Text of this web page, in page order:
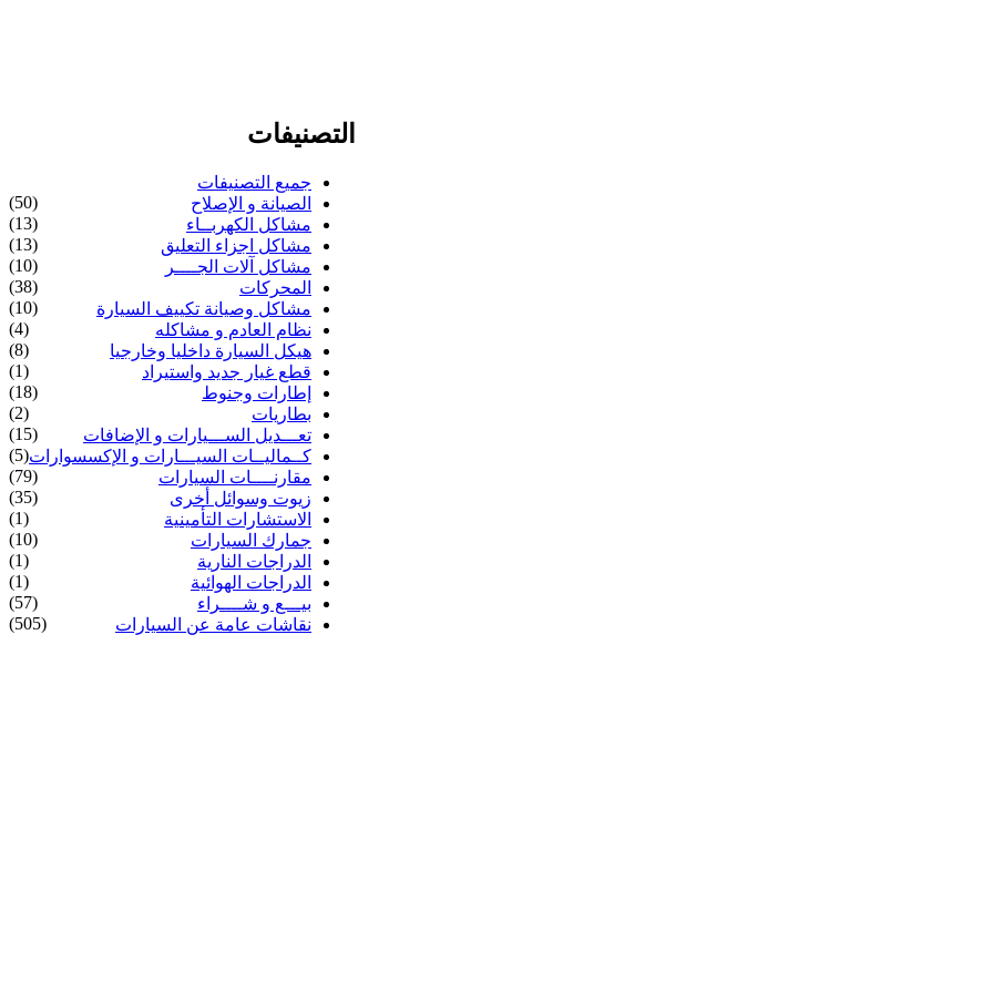
التصنيفات
جميع التصنيفات
الصيانة و الإصلاح
(50)
مشاكل الكهربــاء
(13)
مشاكل اجزاء التعليق
(13)
مشاكل آلات الجــــر
(10)
المحركات
(38)
مشاكل وصيانة تكييف السيارة
(10)
نظام العادم و مشاكله
(4)
هيكل السيارة داخليا وخارجيا
(8)
قطع غيار جديد واستيراد
(1)
إطارات وجنوط
(18)
بطاريات
(2)
تعـــديل الســـيارات و الإضافات
(15)
كــماليــات السيـــارات و الإكسسوارات(5)
مقارنــــات السيارات
(79)
زيوت وسوائل أخرى
(35)
الاستشارات التأمينية
(1)
جمارك السيارات
(10)
الدراجات النارية
(1)
الدراجات الهوائية
(1)
بيـــع و شــــراء
(57)
نقاشات عامة عن السيارات
(505)